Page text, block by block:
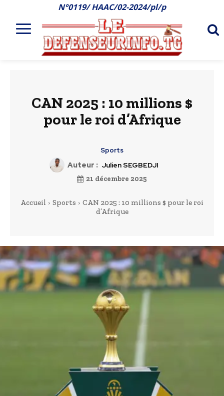
N°0119/ HAAC/02-2024/pl/p
CAN 2025 : 10 millions $
pour le roi d’Afrique
Sports
Auteur : Julien SEGBEDJI
21 décembre 2025
Accueil Sports
CAN 2025 : 10 millions $ pour le roi
d’Afrique